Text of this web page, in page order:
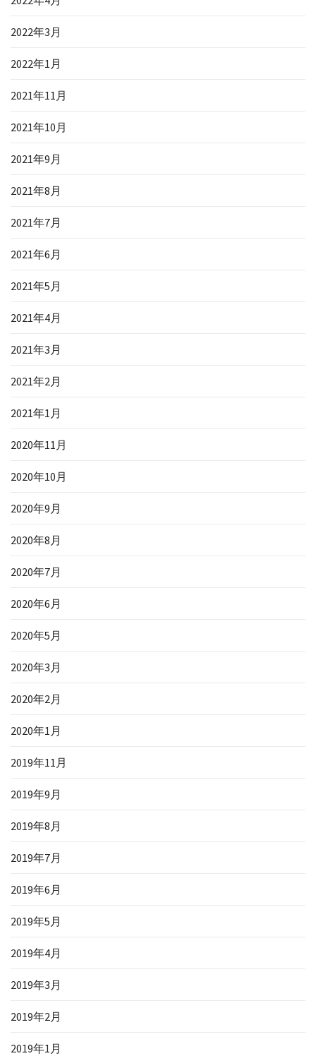
2022年3月
2022年1月
2021年11月
2021年10月
2021年9月
2021年8月
2021年7月
2021年6月
2021年5月
2021年4月
2021年3月
2021年2月
2021年1月
2020年11月
2020年10月
2020年9月
2020年8月
2020年7月
2020年6月
2020年5月
2020年3月
2020年2月
2020年1月
2019年11月
2019年9月
2019年8月
2019年7月
2019年6月
2019年5月
2019年4月
2019年3月
2019年2月
2019年1月